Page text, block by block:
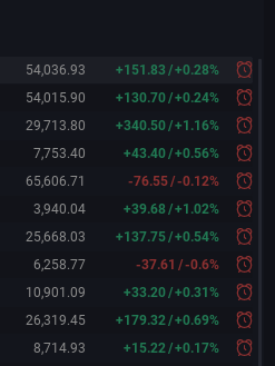
54,036.93 +151.83 /+0.28%
54,015.90 +130.70/+0.24%
29,713.80 +340.50/+1.16%
7,753.40 +43.40/+0.56%
65,606.71 -76.55/-0.12%
3,940.04 +39.68/+1.02%
25,668.03 +137.75/+0.54%
6,258.77 -37.61 /-0.6%
10,901.09 +33.20/+0.31%
26,319.45 +179.32/+0.69%
8,714.93 +15.22/+0.17%